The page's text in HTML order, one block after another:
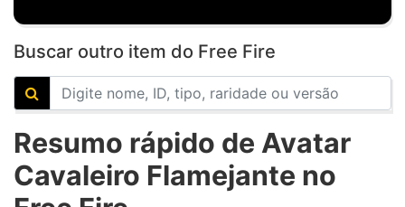
Buscar outro item do Free Fire
Resumo rápido de Avatar
Cavaleiro Flamejante no